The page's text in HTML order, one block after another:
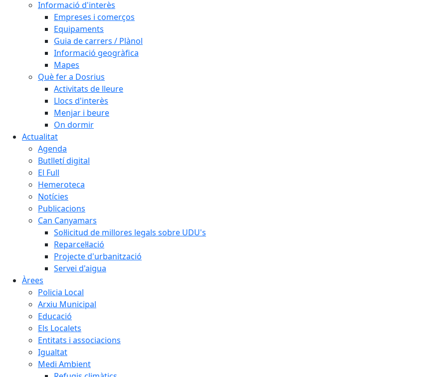
Informació d'interès
Empreses i comerços
Equipaments
Guia de carrers / Plànol
Informació geogràfica
Mapes
Què fer a Dosrius
Activitats de lleure
Llocs d'interès
Menjar i beure
On dormir
Actualitat
Agenda
Butlletí digital
El Full
Hemeroteca
Notícies
Publicacions
Can Canyamars
Sol·licitud de millores legals sobre UDU's
Reparcel·lació
Projecte d'urbanització
Servei d'aigua
Àrees
Policia Local
Arxiu Municipal
Educació
Els Localets
Entitats i associacions
Igualtat
Medi Ambient